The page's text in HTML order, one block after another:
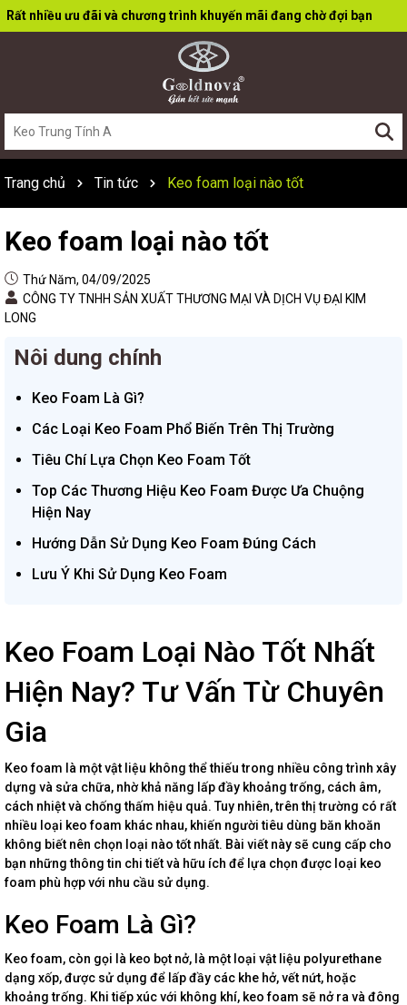
Rất nhiều ưu đãi và chương trình khuyến mãi đang chờ đợi bạn
Trang chủ Tin tức Keo foam loại nào tốt
Keo foam loại nào tốt
Thứ Năm, 04/09/2025
CÔNG TY TNHH SẢN XUẤT THƯƠNG MẠI VÀ DỊCH VỤ ĐẠI KIM
LONG
Nôi dung chính
Keo Foam Là Gì?
Các Loại Keo Foam Phổ Biến Trên Thị Trường
Tiêu Chí Lựa Chọn Keo Foam Tốt
Top Các Thương Hiệu Keo Foam Được Ưa Chuộng
Hiện Nay
Hướng Dẫn Sử Dụng Keo Foam Đúng Cách
Lưu Ý Khi Sử Dụng Keo Foam
Keo Foam Loại Nào Tốt Nhất
Hiện Nay? Tư Vấn Từ Chuyên
Gia
Keo foam là một vật liệu không thể thiếu trong nhiều công trình xây
dựng và sửa chữa, nhờ khả năng lấp đầy khoảng trống, cách âm,
cách nhiệt và chống thấm hiệu quả. Tuy nhiên, trên thị trường có rất
nhiều loại keo foam khác nhau, khiến người tiêu dùng băn khoăn
không biết nên chọn loại nào tốt nhất. Bài viết này sẽ cung cấp cho
bạn những thông tin chi tiết và hữu ích để lựa chọn được loại keo
foam phù hợp với nhu cầu sử dụng.
Keo Foam Là Gì?
Keo foam, còn gọi là keo bọt nở, là một loại vật liệu polyurethane
dạng xốp, được sử dụng để lấp đầy các khe hở, vết nứt, hoặc
khoảng trống. Khi tiếp xúc với không khí, keo foam sẽ nở ra và đông